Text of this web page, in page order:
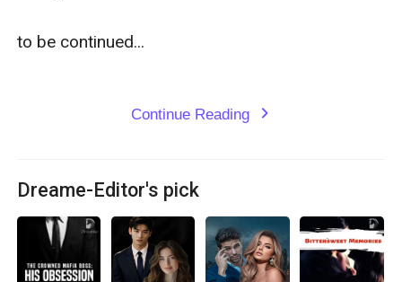
to be continued...
Continue Reading expand_more
Dreame-Editor's pick